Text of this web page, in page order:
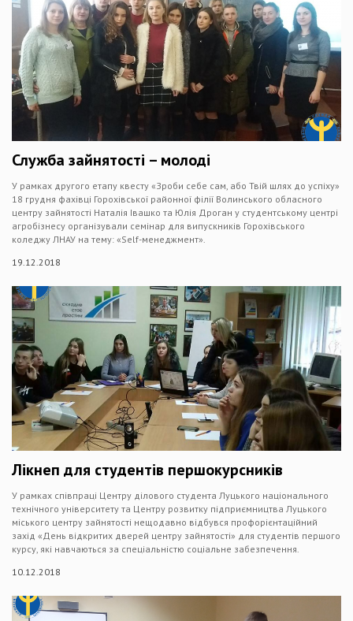
Служба зайнятості – молоді
У рамках другого етапу квесту «Зроби себе сам, або Твій шлях до успіху»
18 грудня фахівці Горохівської районної філії Волинського обласного
центру зайнятості Наталія Івашко та Юлія Дроган у студентському центрі
агробізнесу організували семінар для випускників Горохівського
коледжу ЛНАУ на тему: «Self-менеджмент».
19.12.2018
Лікнеп для студентів першокурсників
У рамках співпраці Центру ділового студента Луцького національного
технічного університету та Центру розвитку підприємництва Луцького
міського центру зайнятості нещодавно відбувся профорієнтаційний
захід «День відкритих дверей центру зайнятості» для студентів першого
курсу, які навчаються за спеціальністю соціальне забезпечення.
10.12.2018